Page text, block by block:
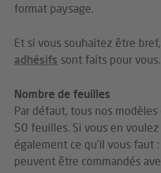
format paysage.
Et si vous souhaitez être
adhésifs sont faits pour vous.
Nombre de feuilles
Par défaut, tous nos
50 feuilles. Si vous en
également ce qu’il vous faut
peuvent être commandés